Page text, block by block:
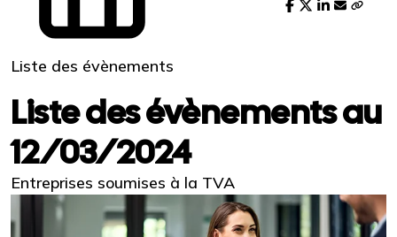
Liste des évènements
Liste des évènements au
12/03/2024
Entreprises soumises à la TVA